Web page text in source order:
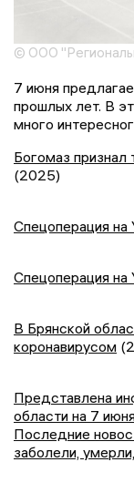
© ООО
7 июня
прошлых лет. В
много
Богомаз признал
(2025)
Спецоперация на
Спецоперация на
В Брянской
коронавирусом
Представлена
области на 7
Последние
заболели,